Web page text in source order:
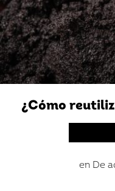
¿Cómo
en De